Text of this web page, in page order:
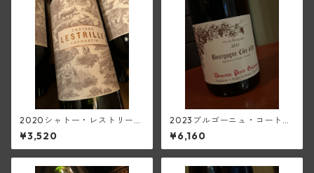
2020シャトー・レストリー
ユ・キャップ・マルタン・ル
ージュ(ボルドー・スーペリュ
ール)
¥3,520
2023ブルゴーニュ・コート・
ドール・ピノ・ノワール(ピエ
ール・ギユモ)
¥6,160